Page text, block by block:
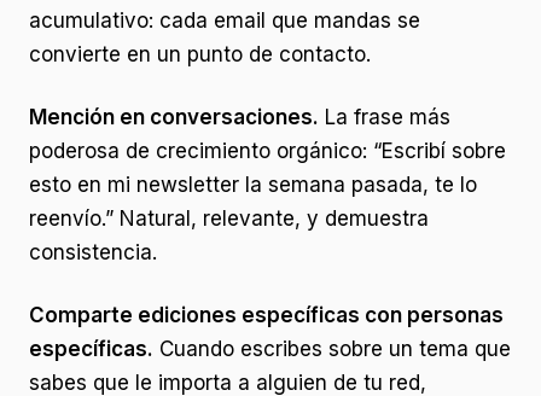
acumulativo: cada email que mandas se
convierte en un punto de contacto.
Mención en conversaciones. La frase más
poderosa de crecimiento orgánico: “Escribí sobre
esto en mi newsletter la semana pasada, te lo
reenvío.” Natural, relevante, y demuestra
consistencia.
Comparte ediciones específicas con personas
específicas. Cuando escribes sobre un tema que
sabes que le importa a alguien de tu red,